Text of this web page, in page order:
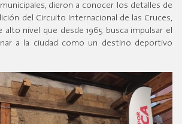
dieron a conocer los detalles de
del Circuito Internacional de las Cruces,
alto nivel que desde 1965 busca impulsar el
a la ciudad como un destino deportivo